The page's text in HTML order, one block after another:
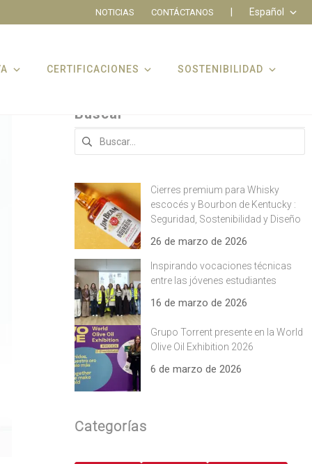
NOTICIAS CONTÁCTANOS Español
CERTIFICACIONES SOSTENIBILIDAD
Buscar
Buscar:
Cierres premium para Whisky
escocés y Bourbon de Kentucky :
Seguridad, Sostenibilidad y Diseño
26 de marzo de 2026
Inspirando vocaciones técnicas
entre las jóvenes estudiantes
16 de marzo de 2026
Grupo Torrent presente en la World
Olive Oil Exhibition 2026
6 de marzo de 2026
Categorías